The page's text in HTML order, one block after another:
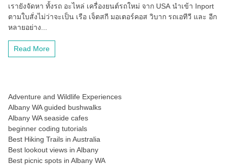
เรายังจัดหา ทั้งรถ อะไหล่ เครื่องยนต์รถใหม่ จาก USA นำเข้า Inport
ตามใบสั่งไม่ว่าจะเป็น เรือ เจ็ตสกี มอเตอร์คอส วิบาก รถเอทีวี และ อีก
หลายอย่าง...
Read More
Adventure and Wildlife Experiences
Albany WA guided bushwalks
Albany WA seaside cafes
beginner coding tutorials
Best Hiking Trails in Australia
Best lookout views in Albany
Best picnic spots in Albany WA